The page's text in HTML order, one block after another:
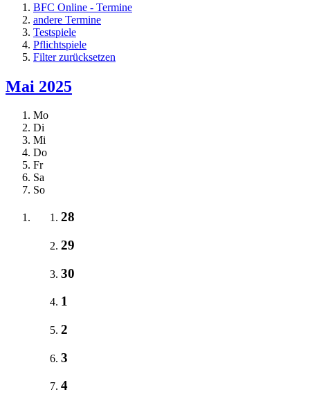
BFC Online - Termine
andere Termine
Testspiele
Pflichtspiele
Filter zurücksetzen
Mai 2025
Mo
Di
Mi
Do
Fr
Sa
So
28
29
30
1
2
3
4